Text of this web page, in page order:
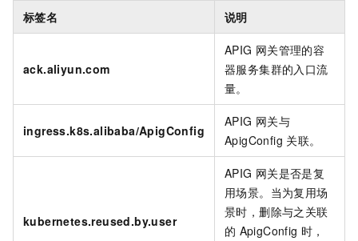
标签名 说明
ack.aliyun.com
APIG 网关管理的容
器服务集群的入口流
量。
ingress.k8s.alibaba/ApigConfig
APIG 网关与
ApigConfig 关联。
kubernetes.reused.by.user
APIG 网关是否是复
用场景。当为复用场
景时，删除与之关联
的 ApigConfig 时，